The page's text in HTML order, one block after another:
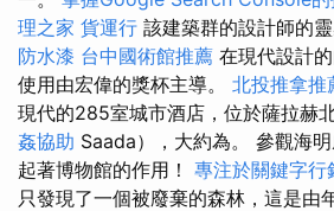
理之家 貨運行 該建築群的設計師的
防水漆 台中國術館推薦 在現代設計
使用由宏偉的獎杯主導。 北投推拿推
現代的285室城市酒店，位於薩拉赫
姦協助 Saada），大約為。 參觀海
起著博物館的作用！ 專注於關鍵字行
只發現了一個被廢棄的森林，這是由